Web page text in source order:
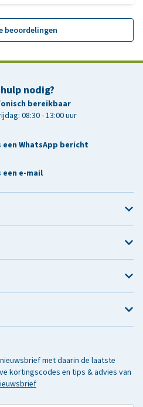
beoordelingen
nodig?
bereikbaar
08:30 - 13:00 uur
een WhatsApp bericht
e-mail
met daarin de laatste
kortingscodes en tips & advies van